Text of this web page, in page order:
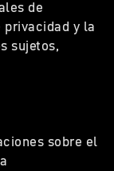
de
privacidad y la
sujetos,
sobre el